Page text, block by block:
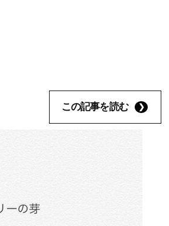
この記事を読む